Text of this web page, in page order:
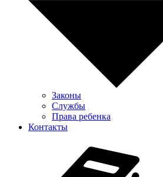
Законы
Службы
Права ребенка
Контакты